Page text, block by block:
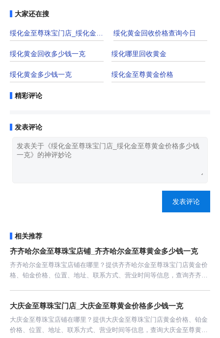
大家还在搜
绥化黄金回收价格查询今日
绥化黄金回收多少钱一克 绥化哪里回收黄金
绥化黄金多少钱一克 绥化金至尊黄金价格
精彩评论
发表评论
发表评论
相关推荐
齐齐哈尔金至尊珠宝店铺_齐齐哈尔金至尊黄金多少钱一克
齐齐哈尔金至尊珠宝店铺在哪里？提供齐齐哈尔金至尊珠宝门店黄金价
格、铂金价格、位置、地址、联系方式、营业时间等信息，查询齐齐哈
大庆金至尊珠宝门店_大庆金至尊黄金价格多少钱一克
大庆金至尊珠宝店铺在哪里？提供大庆金至尊珠宝门店黄金价格、铂金
价格、位置、地址、联系方式、营业时间等信息，查询大庆金至尊黄金